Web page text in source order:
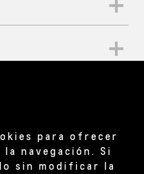
para ofrecer
navegación. Si
sin modificar la